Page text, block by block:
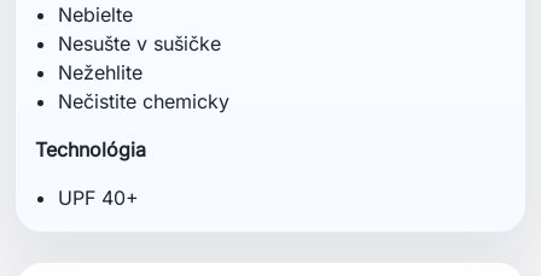
Nebielte
Nesušte v sušičke
Nežehlite
Nečistite chemicky
Technológia
UPF 40+